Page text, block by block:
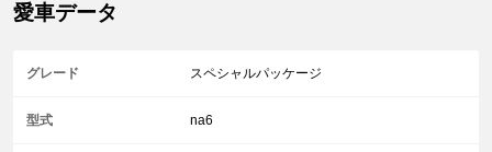
愛車データ
グレード スペシャルパッケージ
型式 na6